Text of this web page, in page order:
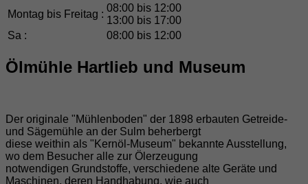
Montag bis Freitag :
08:00 bis 12:00
13:00 bis 17:00
Sa :
08:00 bis 12:00
Ölmühle Hartlieb und Museum
Der originale "Mühlenboden" der 1898 erbauten Getreide-
und Sägemühle an der Sulm beherbergt
diese weithin als "Kernöl-Museum" bekannte Ausstellung,
wo dem Besucher alle zur Ölerzeugung
notwendigen Grundstoffe, verschiedene alte Geräte und
Maschinen, deren Handhabung, wie auch